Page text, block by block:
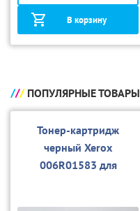
В корзину
ПОПУЛЯРНЫЕ ТОВАРЫ
Тонер-картридж
черный Xerox
006R01583 для